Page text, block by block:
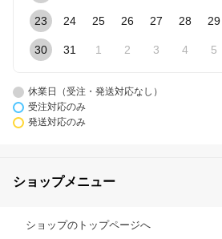
23 24 25 26 27 28 29
30 31 1 2 3 4 5
休業日（受注・発送対応なし）
受注対応のみ
発送対応のみ
ショップメニュー
ショップのトップページへ